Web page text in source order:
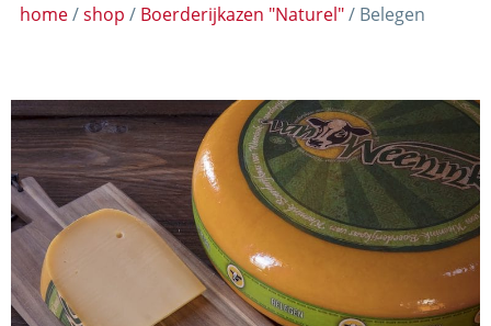
DIE KÄSEREI
DIE BRENNEREI
AKTIVITÄTEN
HOFLADEN
WEBSHOP
home/shop / Boerderijkazen "Naturel"/ Belegen